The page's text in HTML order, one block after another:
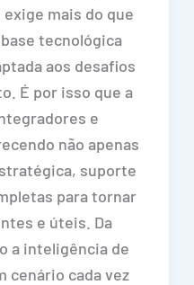
mais do que
tecnológica
aos desafios
É por isso que a
e
não apenas
suporte
para tornar
e úteis. Da
a inteligência de
cenário cada vez